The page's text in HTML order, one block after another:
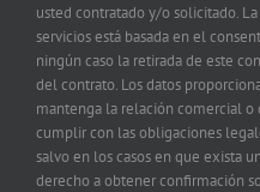
usted contratado y/o solicitado.
servicios está basada en el
ningún caso la retirada de este
del contrato. Los datos
mantenga la relación comercial o
cumplir con las obligaciones
salvo en los casos en que exista
derecho a obtener confirmación